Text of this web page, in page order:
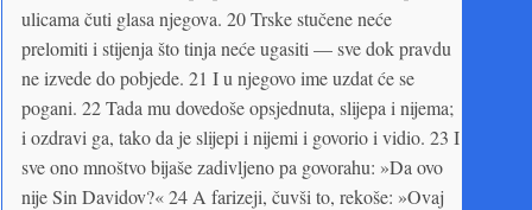
ulicama čuti glasa njegova. 20 Trske stučene neće
prelomiti i stijenja što tinja neće ugasiti — sve dok pravdu
ne izvede do pobjede. 21 I u njegovo ime uzdat će se
pogani. 22 Tada mu dovedoše opsjednuta, slijepa i nijema;
i ozdravi ga, tako da je slijepi i nijemi i govorio i vidio. 23 I
sve ono mnoštvo bijaše zadivljeno pa govorahu: »Da ovo
nije Sin Davidov?« 24 A farizeji, čuvši to, rekoše: »Ovaj